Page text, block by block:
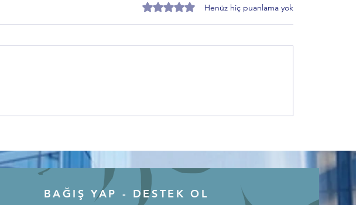
dikkat çeken çağrı
5 üzerinden 0 yıldızHenüz hiç puanlama yok
BAĞIŞ YAP - DESTEK OL